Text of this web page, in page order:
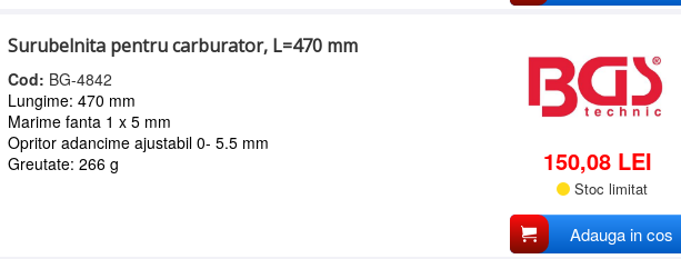
Surubelnita pentru carburator, L=470 mm
Cod: BG-4842
Lungime: 470 mm
Marime fanta 1 x 5 mm
Opritor adancime ajustabil 0- 5.5 mm
Greutate: 266 g
150,08 LEI
Stoc limitat
Adauga in cos